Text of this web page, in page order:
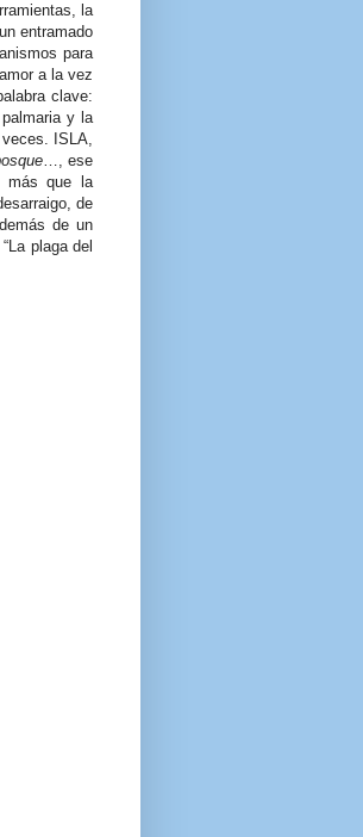
la
entramado
para
a la vez
clave:
y la
ISLA,
…, ese
más que la
de
de un
plaga del